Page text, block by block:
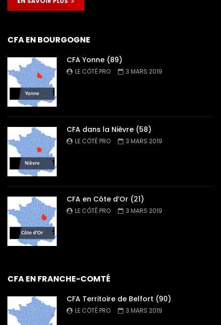
CFA EN BOURGOGNE
CFA Yonne (89)
LE CÔTÉ PRO 3 MARS 2019
CFA dans la Nièvre (58)
LE CÔTÉ PRO 3 MARS 2019
CFA en Côte d’Or (21)
LE CÔTÉ PRO 3 MARS 2019
CFA EN FRANCHE-COMTÉ
CFA Territoire de Belfort (90)
LE CÔTÉ PRO 3 MARS 2019